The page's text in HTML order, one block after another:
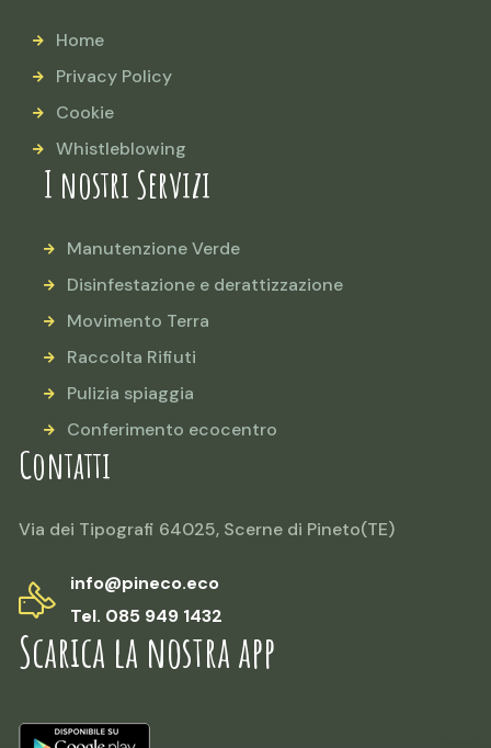
Home
Privacy Policy
Cookie
Whistleblowing
I nostri Servizi
Manutenzione Verde
Disinfestazione e derattizzazione
Movimento Terra
Raccolta Rifiuti
Pulizia spiaggia
Conferimento ecocentro
Contatti
Via dei Tipografi 64025, Scerne di Pineto(TE)
info@pineco.eco
Tel. 085 949 1432
Scarica la nostra app